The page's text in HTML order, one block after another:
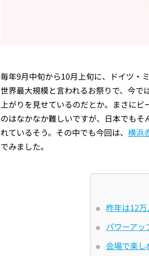
毎年9月中旬から10月上旬に、ドイツ・
世界最大規模と言われるお祭りで、今
上がりを見せているのだとか。まさに
のはなかなか難しいですが、日本でも
れているそう。その中でも今回は、 横浜
でみました。
昨年は12
パワーアッ
会場で楽し